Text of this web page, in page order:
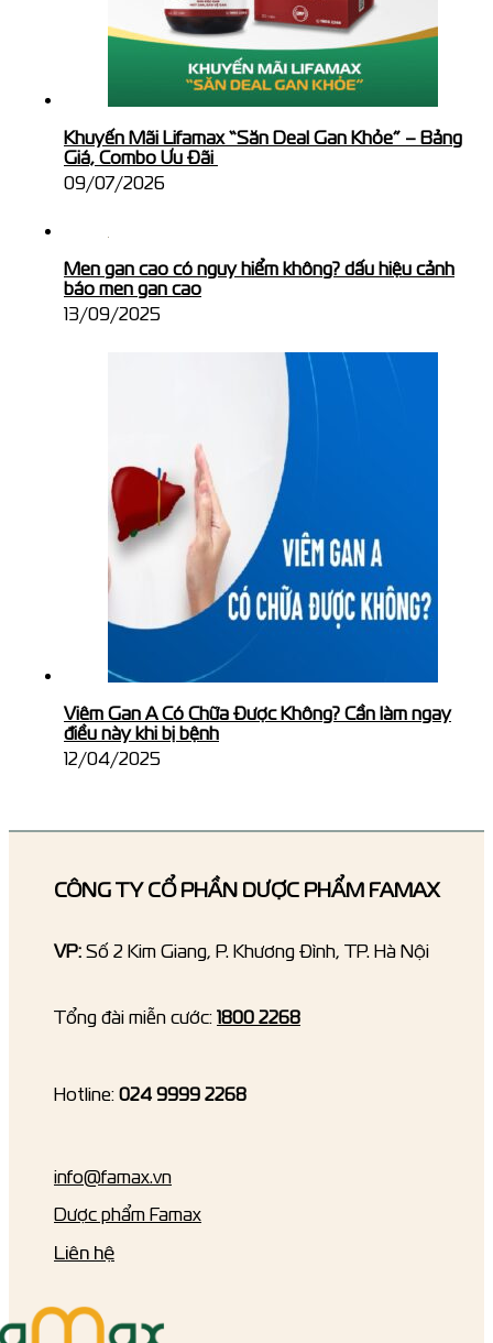
Khuyến Mãi Lifamax “Săn Deal Gan Khỏe” – Bảng
Giá, Combo Ưu Đãi
09/07/2026
Men gan cao có nguy hiểm không? dấu hiệu cảnh
báo men gan cao
13/09/2025
Viêm Gan A Có Chữa Được Không? Cần làm ngay
điều này khi bị bệnh
12/04/2025
CÔNG TY CỔ PHẦN DƯỢC PHẨM FAMAX
VP: Số 2 Kim Giang, P. Khương Đình, TP. Hà Nội
Tổng đài miễn cước: 1800 2268
Hotline: 024 9999 2268
info@famax.vn
Dược phẩm Famax
Liên hệ